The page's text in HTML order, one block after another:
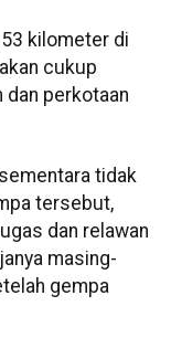
kilometer di
cukup
dan perkotaan
tidak
tersebut,
dan relawan
masing-
gempa